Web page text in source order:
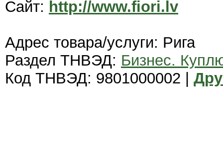
Сайт: http://www.fiori.lv
Адрес товара/услуги: Рига
Раздел ТНВЭД: Бизнес.
Код ТНВЭД: 9801000002 |